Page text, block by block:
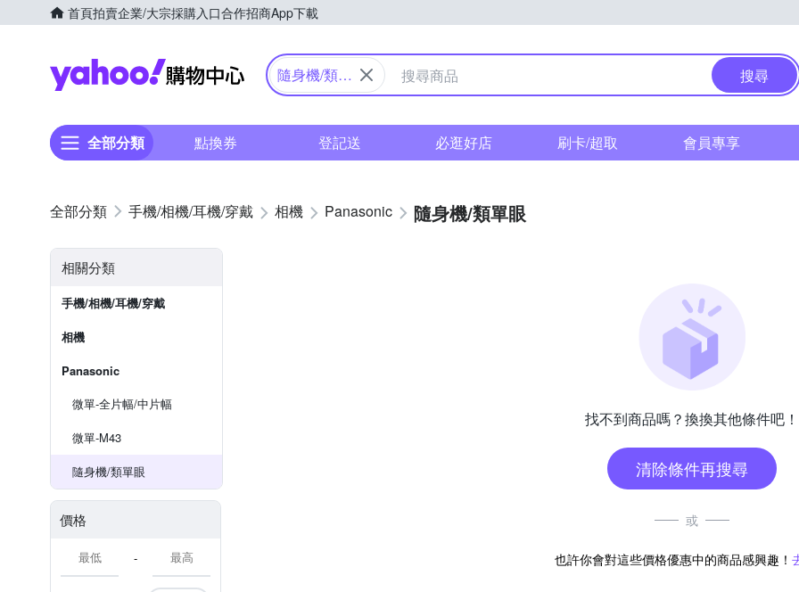
首頁拍賣企業/大宗採購入口合作招商App下載
Yahoo購物中心
隨身機/類單
搜尋
全部分類 點換券 登記送 必逛好店 刷卡/超取 會員專享
手機/相機/耳機/穿戴 相機 Panasonic 隨身機/類單眼
相關分類
手機/相機/耳機/穿戴
相機
Panasonic
微單-全片幅/中片幅
微單-M43
隨身機/類單眼
價格
-
找不到商品嗎？換換其他條件吧！
清除條件再搜尋
或
也許你會對這些價格優惠中的商品感興趣！